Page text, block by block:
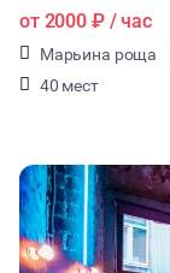
от 2000 ₽/ час
Марьина роща
40 мест